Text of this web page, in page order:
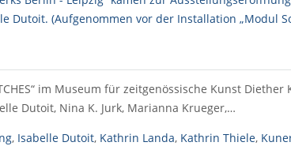
im Museum für zeitgenössische Kunst
Dutoit, Nina K. Jurk, Marianna Krueger,…
, Isabelle Dutoit, Kathrin Landa, Kathrin Thiele,